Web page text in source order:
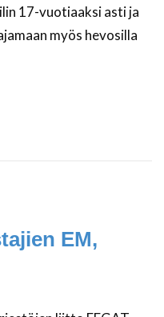
17-vuotiaaksi asti ja
myös hevosilla
EM,